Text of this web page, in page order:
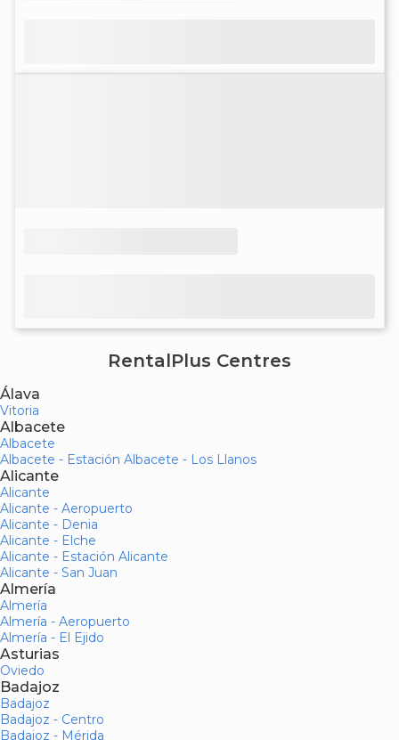
RentalPlus Centres
Álava
Vitoria
Albacete
Albacete
Albacete - Estación Albacete - Los Llanos
Alicante
Alicante
Alicante - Aeropuerto
Alicante - Denia
Alicante - Elche
Alicante - Estación Alicante
Alicante - San Juan
Almería
Almería
Almería - Aeropuerto
Almería - El Ejido
Asturias
Oviedo
Badajoz
Badajoz
Badajoz - Centro
Badajoz - Mérida